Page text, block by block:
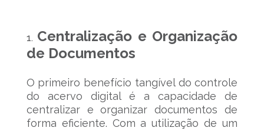
Centralização e Organização
de Documentos
O primeiro benefício tangível do controle
do acervo digital é a capacidade de
centralizar e organizar documentos de
forma eficiente. Com a utilização de um